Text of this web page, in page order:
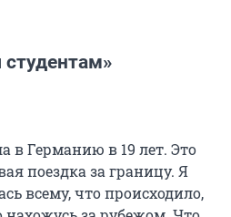
в Германию в 19 лет. Это
поездка за границу. Я
всему, что происходило,